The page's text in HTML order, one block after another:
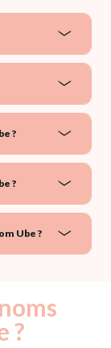
?
?
Ube ?
?